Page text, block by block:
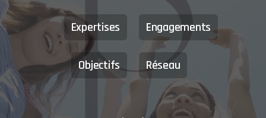
Expertises Engagements
Objectifs Réseau